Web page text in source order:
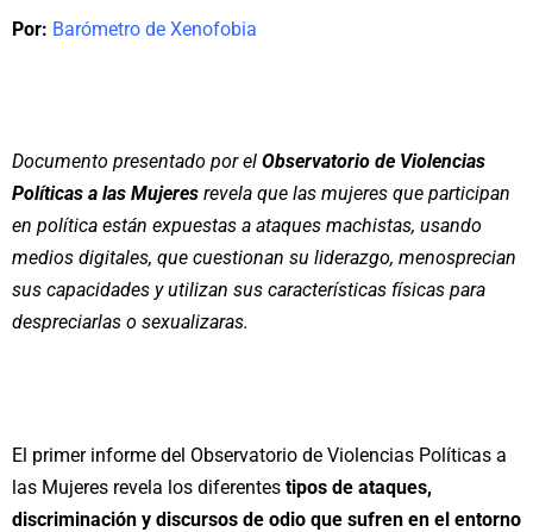
Por: Barómetro de Xenofobia
Documento presentado por el Observatorio de Violencias
Políticas a las Mujeres revela que las mujeres que participan
en política están expuestas a ataques machistas, usando
medios digitales, que cuestionan su liderazgo, menosprecian
sus capacidades y utilizan sus características físicas para
despreciarlas o sexualizaras.
El primer informe del Observatorio de Violencias Políticas a
las Mujeres revela los diferentes tipos de ataques,
discriminación y discursos de odio que sufren en el entorno